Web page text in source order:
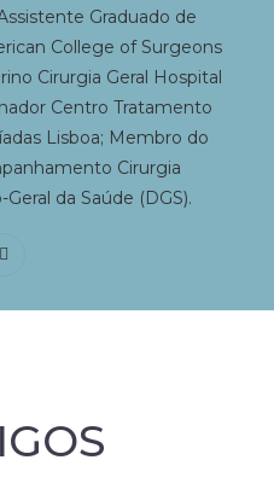
Graduado de
College of Surgeons
Cirurgia Geral Hospital
Centro Tratamento
Lisboa; Membro do
Cirurgia
da Saúde (DGS).